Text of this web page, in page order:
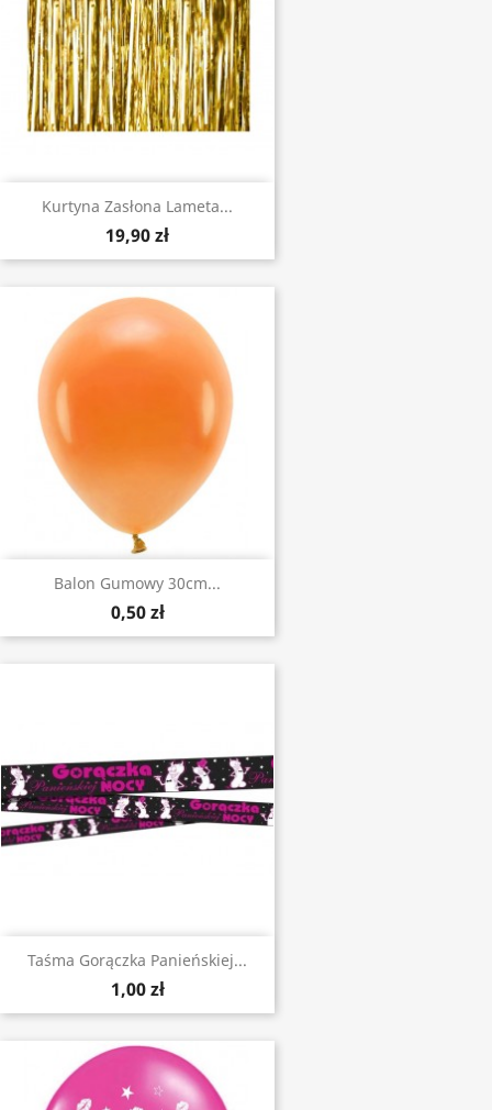
Kurtyna Zasłona Lameta...
19,90 zł
Balon Gumowy 30cm...
0,50 zł
Taśma Gorączka Panieńskiej...
1,00 zł